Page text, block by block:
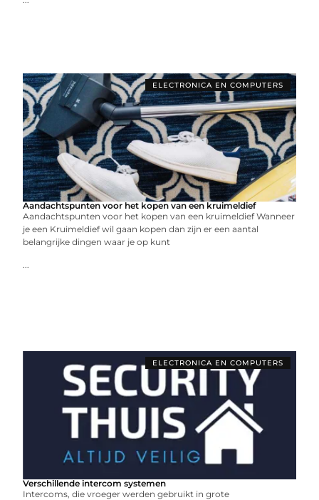
ELECTRONICA EN COMPUTERS
Aandachtspunten voor het kopen van een kruimeldief
Aandachtspunten voor het kopen van een kruimeldief Wanneer
je een Kruimeldief wil gaan kopen dan zijn er een aantal
belangrijke dingen waar je op kunt
...
ELECTRONICA EN COMPUTERS
Verschillende intercom systemen
Intercoms, die vroeger werden gebruikt in grote